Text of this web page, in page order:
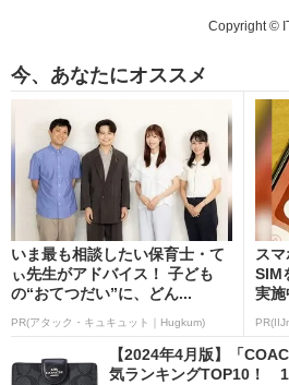
Copyright ©
今、あなたにオススメ
いま最も相談したい保育士・て
ぃ先生がアドバイス！ 子ども
の“おてつだい”に、どん...
PR(アタック・キュキュット｜Hugkum)
ス
SIM
実施
【2024年4月版】「
気ランキングTOP10！